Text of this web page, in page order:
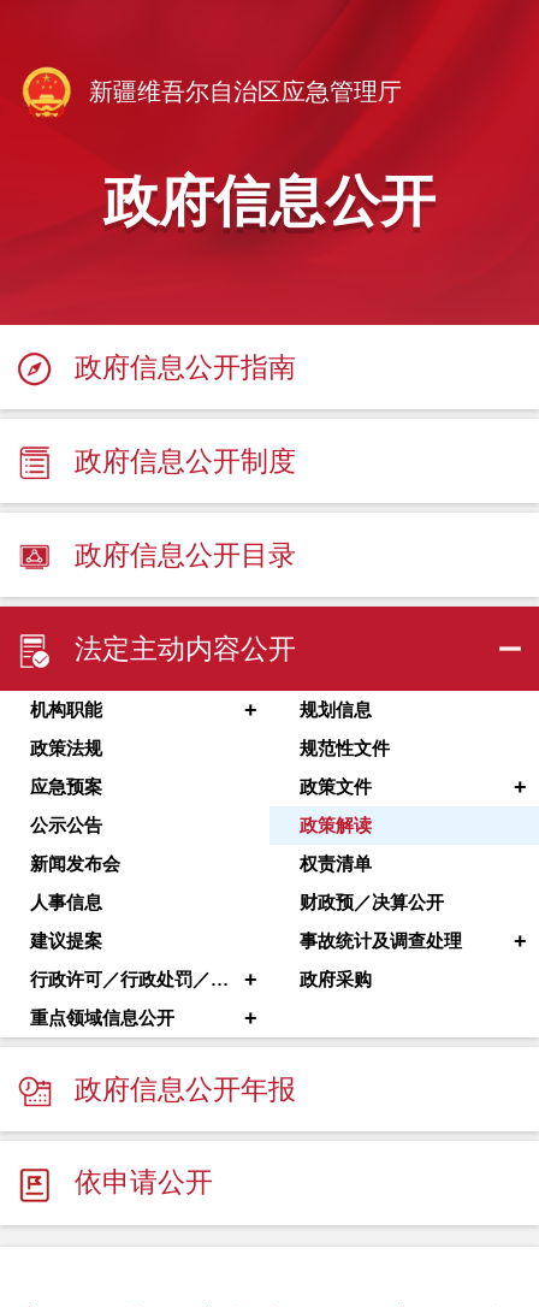
新疆维吾尔自治区应急管理厅
政府信息公开
政府信息公开指南
政府信息公开制度
政府信息公开目录
法定主动内容公开
机构职能 +
规划信息
政策法规
规范性文件
应急预案
政策文件 +
公示公告
政策解读
新闻发布会
权责清单
人事信息
财政预／决算公开
建议提案
事故统计及调查处理 +
行政许可／行政处罚／其他对外管理服务 +
政府采购
重点领域信息公开
+
政府信息公开年报
依申请公开